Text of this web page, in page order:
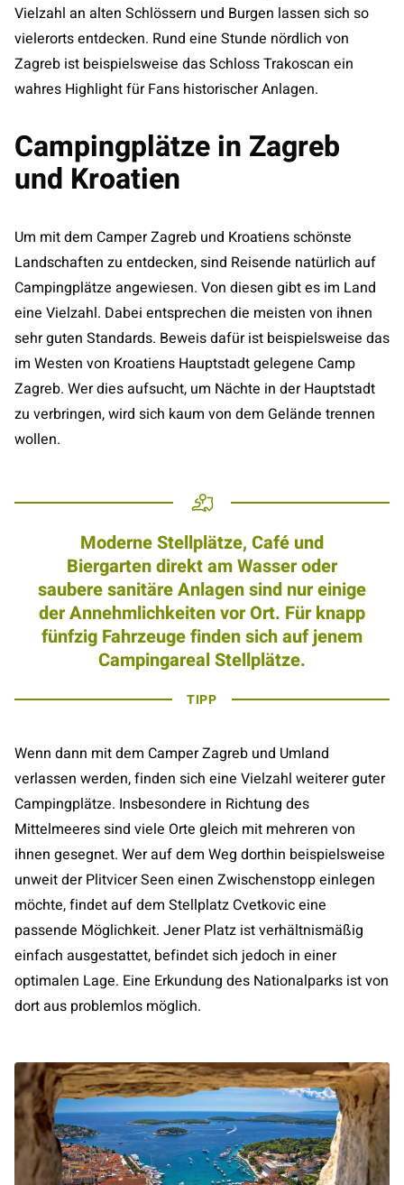
Vielzahl an alten Schlössern und Burgen lassen sich so
vielerorts entdecken. Rund eine Stunde nördlich von
Zagreb ist beispielsweise das Schloss Trakoscan ein
wahres Highlight für Fans historischer Anlagen.
Campingplätze in Zagreb
und Kroatien
Um mit dem Camper Zagreb und Kroatiens schönste
Landschaften zu entdecken, sind Reisende natürlich auf
Campingplätze angewiesen. Von diesen gibt es im Land
eine Vielzahl. Dabei entsprechen die meisten von ihnen
sehr guten Standards. Beweis dafür ist beispielsweise das
im Westen von Kroatiens Hauptstadt gelegene Camp
Zagreb. Wer dies aufsucht, um Nächte in der Hauptstadt
zu verbringen, wird sich kaum von dem Gelände trennen
wollen.
Moderne Stellplätze, Café und
Biergarten direkt am Wasser oder
saubere sanitäre Anlagen sind nur einige
der Annehmlichkeiten vor Ort. Für knapp
fünfzig Fahrzeuge finden sich auf jenem
Campingareal Stellplätze.
TIPP
Wenn dann mit dem Camper Zagreb und Umland
verlassen werden, finden sich eine Vielzahl weiterer guter
Campingplätze. Insbesondere in Richtung des
Mittelmeeres sind viele Orte gleich mit mehreren von
ihnen gesegnet. Wer auf dem Weg dorthin beispielsweise
unweit der Plitvicer Seen einen Zwischenstopp einlegen
möchte, findet auf dem Stellplatz Cvetkovic eine
passende Möglichkeit. Jener Platz ist verhältnismäßig
einfach ausgestattet, befindet sich jedoch in einer
optimalen Lage. Eine Erkundung des Nationalparks ist von
dort aus problemlos möglich.